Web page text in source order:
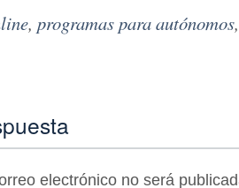
, programas para autónomos
electrónico no será